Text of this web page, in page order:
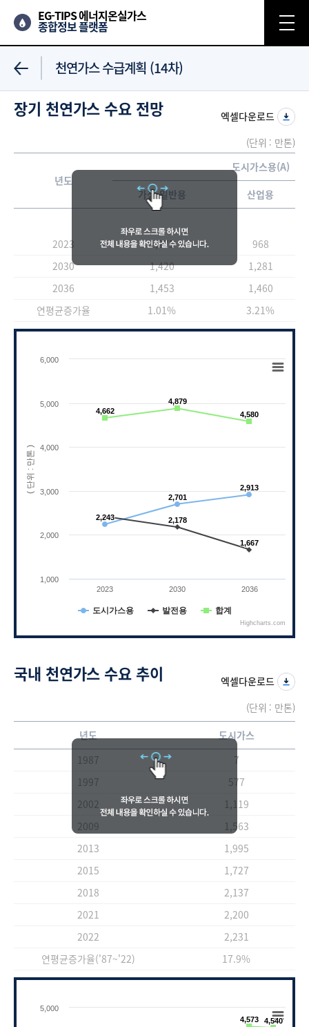
EG-TIPS 에너지온실가스
종합정보 플랫폼
천연가스 수급계획 (14차)
장기 천연가스 수요 전망
엑셀다운로드
(단위 : 만톤)
년도
도시가스용(A)
가정·일반용
산업용
2023 1,275
968
2030
1,420
1,281
2036
1,453
1,460
연평균증가율
1.01% 3.21%
The chart has 1 X axis displaying categories.
The chart has 1 Y axis displaying ( 단위 : 만
(
단
위
:
만
톤
)
2,243
2,243
2,701
2,701
2,913
2,913
2,178
2,178
1,667
1,667
4,662
4,662
4,879
4,879
4,580
4,580
도시가스용 발전용 합계
2023 2030 2036
1,000
2,000
3,000
4,000
5,000
6,000
Highcharts.com
End of interactive chart.
국내 천연가스 수요 추이
엑셀다운로드
(단위 : 만톤)
년도
도시가스
1987
7
1997
577
2002
1,119
2009
1,563
2013
1,995
2015
1,727
2018
2,137
2021
2,200
2022
2,231
연평균증가율('87~'22)
17.9%
4,573
4,573 4,540
4,540
5,000